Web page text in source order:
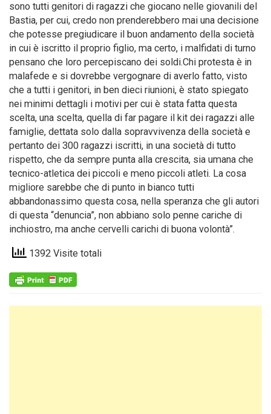
sono tutti genitori di ragazzi che giocano nelle giovanili del
Bastia, per cui, credo non prenderebbero mai una decisione
che potesse pregiudicare il buon andamento della società
in cui è iscritto il proprio figlio, ma certo, i malfidati di turno
pensano che loro percepiscano dei soldi.Chi protesta è in
malafede e si dovrebbe vergognare di averlo fatto, visto
che a tutti i genitori, in ben dieci riunioni, è stato spiegato
nei minimi dettagli i motivi per cui è stata fatta questa
scelta, una scelta, quella di far pagare il kit dei ragazzi alle
famiglie, dettata solo dalla sopravvivenza della società e
pertanto dei 300 ragazzi iscritti, in una società di tutto
rispetto, che da sempre punta alla crescita, sia umana che
tecnico-atletica dei piccoli e meno piccoli atleti. La cosa
migliore sarebbe che di punto in bianco tutti
abbandonassimo questa cosa, nella speranza che gli autori
di questa “denuncia”, non abbiano solo penne cariche di
inchiostro, ma anche cervelli carichi di buona volontà”.
1392 Visite totali